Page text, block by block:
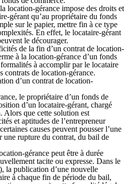
location-gérance impose des droits et
gérant qu’au propriétaire du fonds
sur le papier, mettre fin à ce type
En effet, le locataire-gérant
le décourager.
de la fin d’un contrat de location-
à la location-gérance d’un fonds
à accomplir par le locataire
contrats de location-gérance.
d’un contrat de location-
le propriétaire d’un fonds de
d’un locataire-gérant, chargé
Alors que cette solution est
et aptitudes de l’entrepreneur
causes peuvent pousser l’une
une rupture du contrat, du bail de
gérance peut être à durée
tacite ou expresse. Dans le
la publication d’une nouvelle
à chaque fin de période du bail,